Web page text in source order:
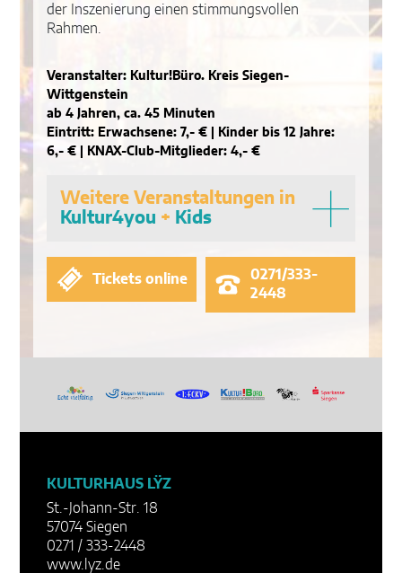
der Inszenierung einen stimmungsvollen
Rahmen.
Veranstalter: Kultur!Büro. Kreis Siegen-
Wittgenstein
ab 4 Jahren, ca. 45 Minuten
Eintritt: Erwachsene: 7,- € | Kinder bis 12 Jahre:
6,- € | KNAX-Club-Mitglieder: 4,- €
Weitere Veranstaltungen in
Kultur4you + Kids
Tickets online
0271/333-
2448
KULTURHAUS LŸZ
St.-Johann-Str. 18
57074 Siegen
0271 / 333-2448
www.lyz.de